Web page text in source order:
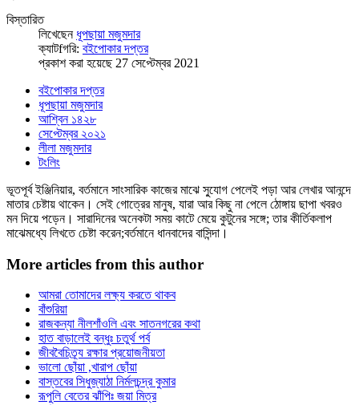
বিস্তারিত
লিখেছেন ধূপছায়া মজুমদার
ক্যাটfগরি: বইপোকার দপ্তর
প্রকাশ করা হয়েছে 27 সেপ্টেম্বর 2021
বইপোকার দপ্তর
ধূপছায়া মজুমদার
আশ্বিন ১৪২৮
সেপ্টেম্বর ২০২১
লীলা মজুমদার
টংলিং
ভূতপূর্ব ইঞ্জিনিয়ার, বর্তমানে সাংসারিক কাজের মাঝে সু্যোগ পেলেই পড়া আর লেখার আনন্দে
মাতার চেষ্টায় থাকেন। সেই গোত্রের মানুষ, যারা আর কিছু না পেলে ঠোঙ্গায় ছাপা খবরও
মন দিয়ে পড়েন। সারাদিনের অনেকটা সময় কাটে মেয়ে কুটুনের সঙ্গে; তার কীর্তিকলাপ
মাঝেমধ্যে লিখতে চেষ্টা করেন;বর্তমানে ধানবাদের বাসিন্দা।
More articles from this author
আমরা তোমাদের লক্ষ্য করতে থাকব
বাঁশুরিয়া
রাজকন্যা নীলশাঁওলি এবং সাতনগরের কথা
হাত বাড়ালেই বন্ধুঃ চতুর্থ পর্ব
জীববৈচিত্র্য রক্ষার প্রয়োজনীয়তা
ভালো ছোঁয়া ,খারাপ ছোঁয়া
বাস্তবের সিধুজ্যাঠা নির্মলচন্দ্র কুমার
রূপুলি বেতের ঝাঁপিঃ জয়া মিত্র